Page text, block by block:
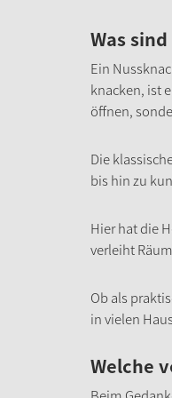
Was
Ein
knacken, ist
öffnen,
Die
bis hin zu
Hier hat die
verleiht
Ob als
in vielen
Welche